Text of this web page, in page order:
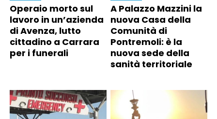
Operaio morto sul
lavoro in un’azienda
di Avenza, lutto
cittadino a Carrara
per i funerali
A Palazzo Mazzini la
nuova Casa della
Comunità di
Pontremoli: è la
nuova sede della
sanità territoriale